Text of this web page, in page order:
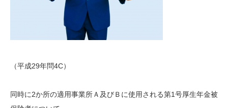
（平成29年問4C）
同時に2か所の適用事業所Ａ及びＢに使用される第1号厚生年金被